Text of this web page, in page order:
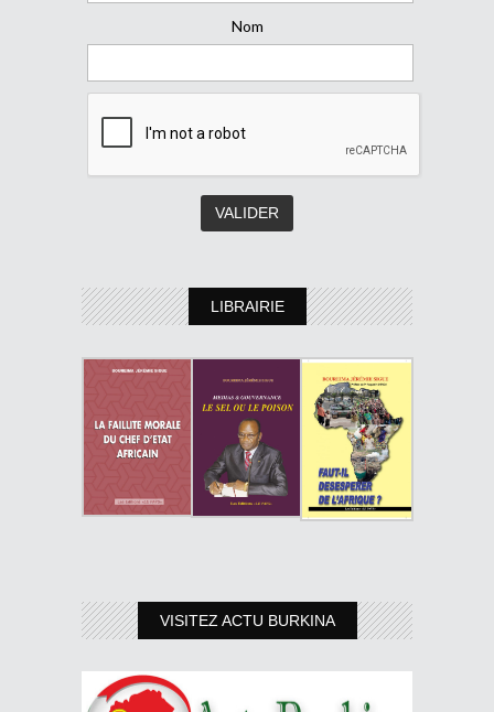
Nom
LIBRAIRIE
VISITEZ ACTU BURKINA